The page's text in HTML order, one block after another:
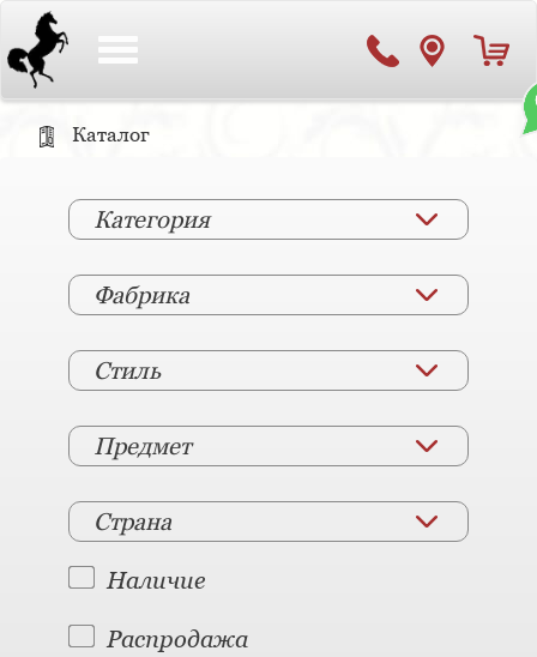
Каталог
Категория
Фабрика
Стиль
Предмет
Страна
Наличие
Распродажа